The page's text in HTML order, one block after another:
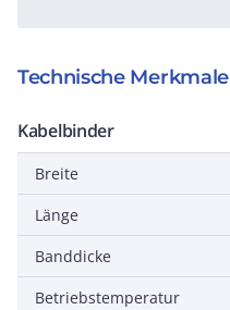
Technische Merkmale
Kabelbinder
Breite
Länge
Banddicke
Betriebstemperatur